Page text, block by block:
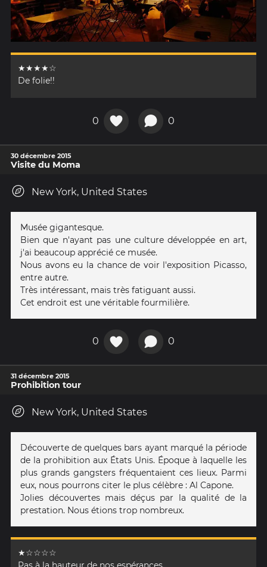
★★★★☆
De folie!!
0 0
30 décembre 2015
Visite du Moma
New York, United States
Musée gigantesque.
Bien que n'ayant pas une culture développée en art,
j'ai beaucoup apprécié ce musée.
Nous avons eu la chance de voir l'exposition Picasso,
entre autre.
Très intéressant, mais très fatiguant aussi.
Cet endroit est une véritable fourmilière.
0 0
31 décembre 2015
Prohibition tour
New York, United States
Découverte de quelques bars ayant marqué la période
de la prohibition aux États Unis. Époque à laquelle les
plus grands gangsters fréquentaient ces lieux. Parmi
eux, nous pourrons citer le plus célèbre : Al Capone.
Jolies découvertes mais déçus par la qualité de la
prestation. Nous étions trop nombreux.
★☆☆☆☆